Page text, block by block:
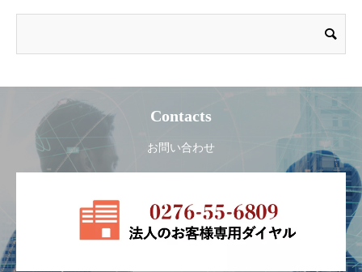
Contacts
お問い合わせ